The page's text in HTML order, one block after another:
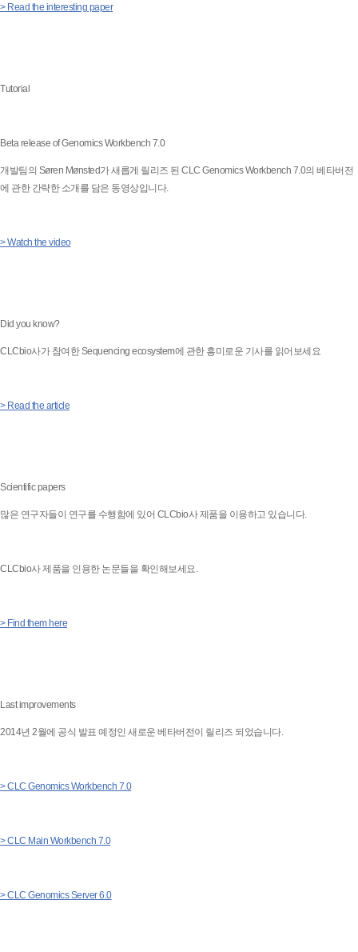
> Read the interesting paper
Tutorial
Beta release of Genomics Workbench 7.0
개발팀의 Søren Mønsted가 새롭게 릴리즈 된 CLC Genomics Workbench 7.0의 베타버전
에 관한 간략한 소개를 담은 동영상입니다.
> Watch the video
Did you know?
CLCbio사가 참여한 Sequencing ecosystem에 관한 흥미로운 기사를 읽어보세요
> Read the article
Scientific papers
많은 연구자들이 연구를 수행함에 있어 CLCbio사 제품을 이용하고 있습니다.
CLCbio사 제품을 인용한 논문들을 확인해보세요.
> Find them here
Last improvements
2014년 2월에 공식 발표 예정인 새로운 베타버전이 릴리즈 되었습니다.
> CLC Genomics Workbench 7.0
> CLC Main Workbench 7.0
> CLC Genomics Server 6.0